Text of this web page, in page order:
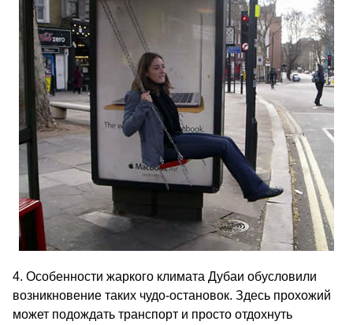
4. Особенности жаркого климата Дубаи обусловили
возникновение таких чудо-остановок. Здесь прохожий
может подождать транспорт и просто отдохнуть